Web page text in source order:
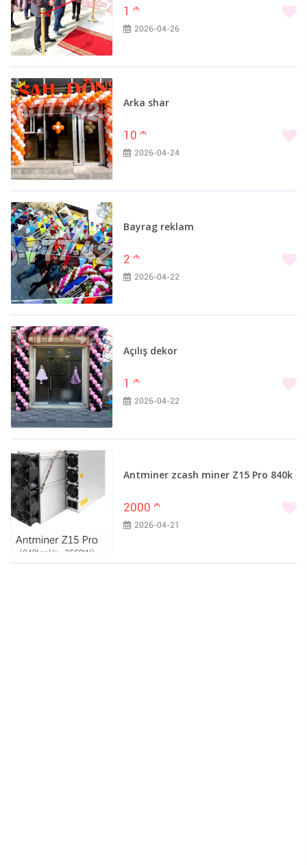
1 m
2026-04-26
Arka shar
10 m
2026-04-24
Bayrag reklam
2 m
2026-04-22
Açılış dekor
1 m
2026-04-22
Antminer zcash miner Z15 Pro 840k
2000 m
2026-04-21